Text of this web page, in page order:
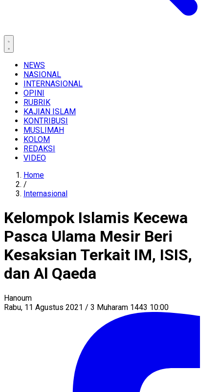
NEWS
NASIONAL
INTERNASIONAL
OPINI
RUBRIK
KAJIAN ISLAM
KONTRIBUSI
MUSLIMAH
KOLOM
REDAKSI
VIDEO
Home
/
Internasional
Kelompok Islamis Kecewa
Pasca Ulama Mesir Beri
Kesaksian Terkait IM, ISIS,
dan Al Qaeda
Hanoum
Rabu, 11 Agustus 2021 / 3 Muharam 1443 10:00